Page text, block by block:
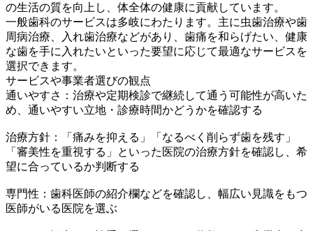
の生活の質を向上し、体全体の健康に貢献しています。
一般歯科のサービスは多岐にわたります。主に虫歯治療や歯
周病治療、入れ歯治療などがあり、歯痛を和らげたい、健康
な歯を手に入れたいといった要望に応じて最適なサービスを
選択できます。
サービスや事業者選びの観点
通いやすさ：治療や定期検診で継続して通う可能性が高いた
め、通いやすい立地・診療時間かどうかを確認する
治療方針：「痛みを抑える」「なるべく削らず歯を残す」
「審美性を重視する」といった医院の治療方針を確認し、希
望に合っているか判断する
専門性：歯科医師の紹介欄などを確認し、幅広い見識をもつ
医師がいる医院を選ぶ